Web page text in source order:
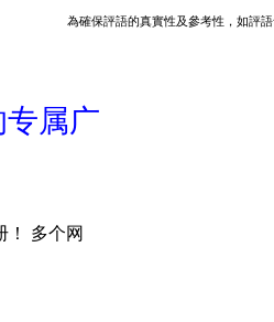
為確保評語的真實性及參考性，如評